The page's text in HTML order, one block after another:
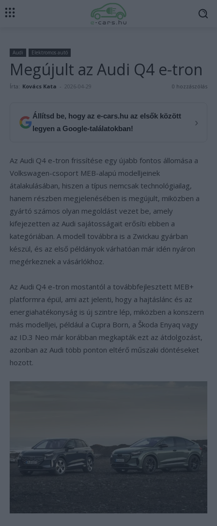
Audi Elektromos autó
Megújult az Audi Q4 e-tron
Írta: Kovács Kata - 2026-04-29 0 hozzászólás
Állítsd be, hogy az e-cars.hu az elsők között
legyen a Google-találatokban!
›
Az Audi Q4 e-tron frissítése egy újabb fontos állomása a
Volkswagen-csoport MEB-alapú modelljeinek
átalakulásában, hiszen a típus nemcsak technológiailag,
hanem részben megjelenésében is megújult, miközben a
gyártó számos olyan megoldást vezet be, amely
kifejezetten az Audi sajátosságait erősíti ebben a
kategóriában. A modell továbbra is a Zwickau gyárban
készül, és az első példányok várhatóan már idén nyáron
megérkeznek a vásárlókhoz.
Az Audi Q4 e-tron mostantól a továbbfejlesztett MEB+
platformra épül, ami azt jelenti, hogy a hajtáslánc és az
energiahatékonyság is új szintre lép, miközben a konszern
más modelljei, például a Cupra Born, a Škoda Enyaq vagy
az ID.3 Neo már korábban megkapták ezt az átdolgozást,
azonban az Audi több ponton eltérő műszaki döntéseket
hozott.